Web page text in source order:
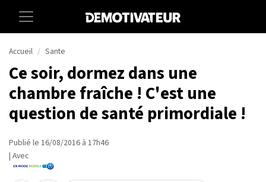
Accueil Sante
Ce soir, dormez dans une
chambre fraîche ! C'est une
question de santé primordiale !
Publié le 16/08/2016 à 17h46
| Avec